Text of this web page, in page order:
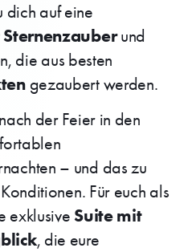
dich auf eine
und
die aus besten
gezaubert werden.
der Feier in den
– und das zu
Für euch als
exklusive Suite mit
, die eure